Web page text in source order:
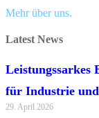
Mehr über uns.
Latest News
Leistungssarkes
für Industrie
29. April 2026